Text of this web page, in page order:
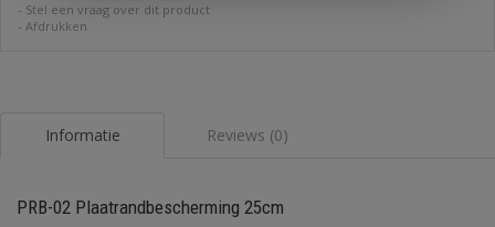
- Stel een vraag over dit product
- Afdrukken
Informatie Reviews (0)
PRB-02 Plaatrandbescherming 25cm